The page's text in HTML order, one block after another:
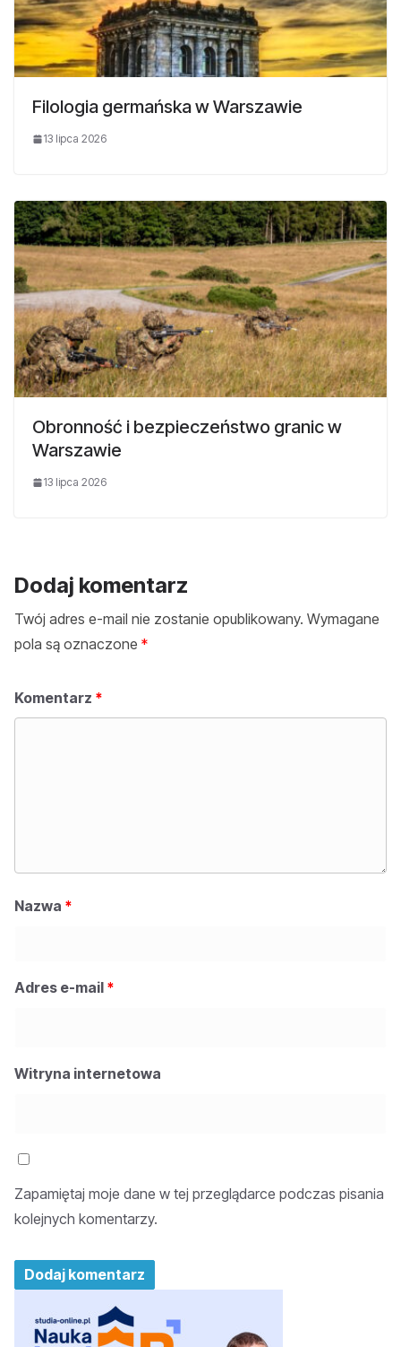
Filologia germańska w Warszawie
13 lipca 2026
Obronność i bezpieczeństwo granic w
Warszawie
13 lipca 2026
Dodaj komentarz
Twój adres e-mail nie zostanie opublikowany. Wymagane
pola są oznaczone *
Komentarz *
Nazwa *
Adres e-mail *
Witryna internetowa
Zapamiętaj moje dane w tej przeglądarce podczas pisania
kolejnych komentarzy.